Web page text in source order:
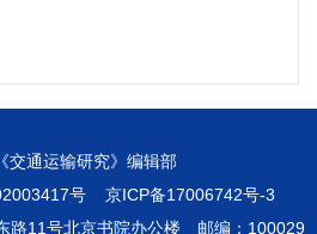
交通运输研究》编辑部
号
京ICP备17006742号-3
路11号北京书院办公楼 邮编：100029